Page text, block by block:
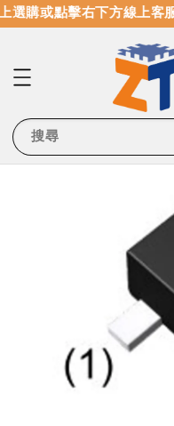
購或點擊右下方線上客
搜尋